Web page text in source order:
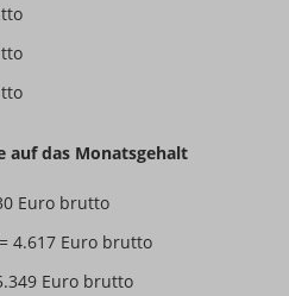
auf das Monatsgehalt
Euro brutto
4.617 Euro brutto
Euro brutto